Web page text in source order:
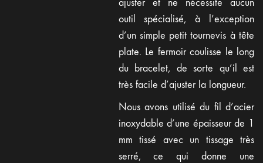
ajuster et ne nécessite aucun
outil spécialisé, à l’exception
d’un simple petit tournevis à tête
plate. Le fermoir coulisse le long
du bracelet, de sorte qu’il est
très facile d’ajuster la longueur.
Nous avons utilisé du fil d’acier
inoxydable d’une épaisseur de 1
mm tissé avec un tissage très
serré, ce qui donne une